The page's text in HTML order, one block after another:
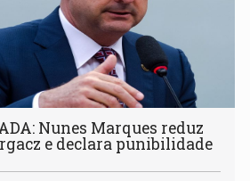
Nunes Marques reduz
e declara punibilidade